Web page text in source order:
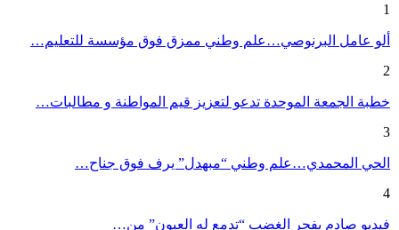
1
ألو عامل البرنوصي…علم وطني ممزق فوق مؤسسة للتعليم…
2
خطبة الجمعة الموحدة تدعو لتعزيز قيم المواطنة و مطالبات…
3
الحي المحمدي…علم وطني “مبهدل” يرف فوق جناح…
4
فيديو صادم يفجر الغضب “تدمع له العيون” من…